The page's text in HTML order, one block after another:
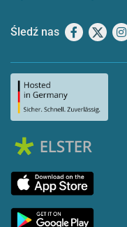
Śledź nas Facebook
X